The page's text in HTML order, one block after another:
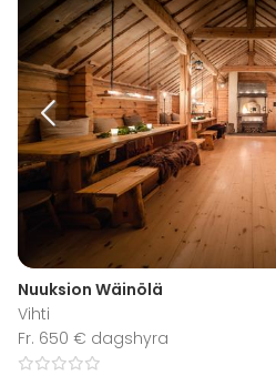
Nuuksion Wäinölä
Vihti
Fr. 650 € dagshyra